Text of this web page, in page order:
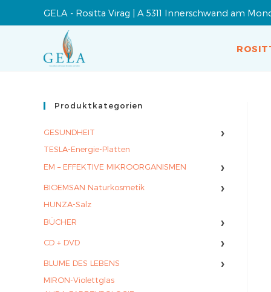
GELA - Rositta Virag | A 5311 Innerschwand am
Produktkategorien
GESUNDHEIT ›
TESLA-Energie-Platten
EM – EFFEKTIVE MIKROORGANISMEN
›
BIOEMSAN Naturkosmetik ›
HUNZA-Salz
BÜCHER
›
CD + DVD ›
BLUME DES LEBENS ›
MIRON-Violettglas